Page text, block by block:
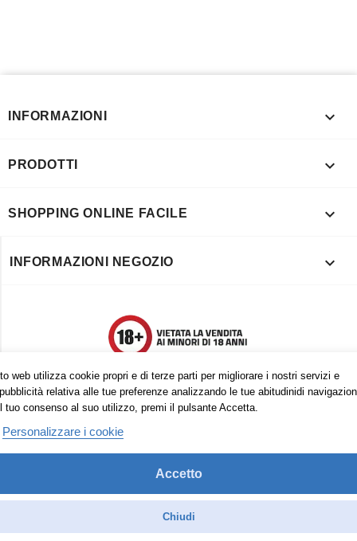
web utilizza cookie propri e di terze parti per migliorare i nostri servizi e
relativa alle tue preferenze analizzando le tue abitudinidi
tuo consenso al suo utilizzo, premi il pulsante Accetta.
Personalizzare i cookie
Accetto
Chiudi
INFORMAZIONI 
PRODOTTI 
SHOPPING ONLINE FACILE 
INFORMAZIONI NEGOZIO 
Trovaci anche su: